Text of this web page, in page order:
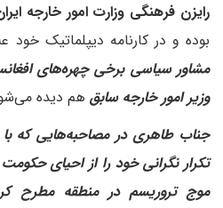
رایزن فرهنگی وزارت امور خارجه
بوده و در کارنامه دیپلماتیک خود
مشاور سیاسی برخی چهره‌های
وزیر امور خارجه سابق هم دیده
‌جناب طاهری در مصاحبه‌هایی که
تکرار نگرانی خود را از احیای
موج تروریسم در منطقه مطرح